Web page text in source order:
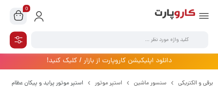
0
دانلود اپلیکیشن کاروپارت از بازار / کلیک کنید!
برقی و الکتریکی سنسور ماشین استپر موتور استپر موتور پراید و پیکان عظام